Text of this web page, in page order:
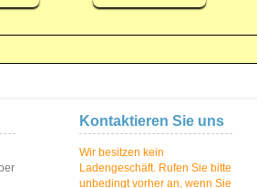
Kontaktieren Sie uns
Wir besitzen kein
Ladengeschäft. Rufen Sie bitte
unbedingt vorher an, wenn Sie